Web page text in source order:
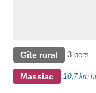
Gîte rural 3 pers.
Massiac 10,7 km